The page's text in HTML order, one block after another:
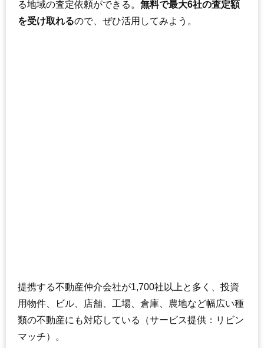
る地域の査定依頼ができる。 無料で最大6社の査定額
を受け取れるので、ぜひ活用してみよう。
提携する不動産仲介会社が1,700社以上と多く、投資
用物件、ビル、店舗、工場、倉庫、農地など幅広い種
類の不動産にも対応している（サービス提供：リビン
マッチ）。